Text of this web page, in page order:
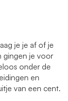
je je af of je
gingen je voor
onder de
en
van een cent.